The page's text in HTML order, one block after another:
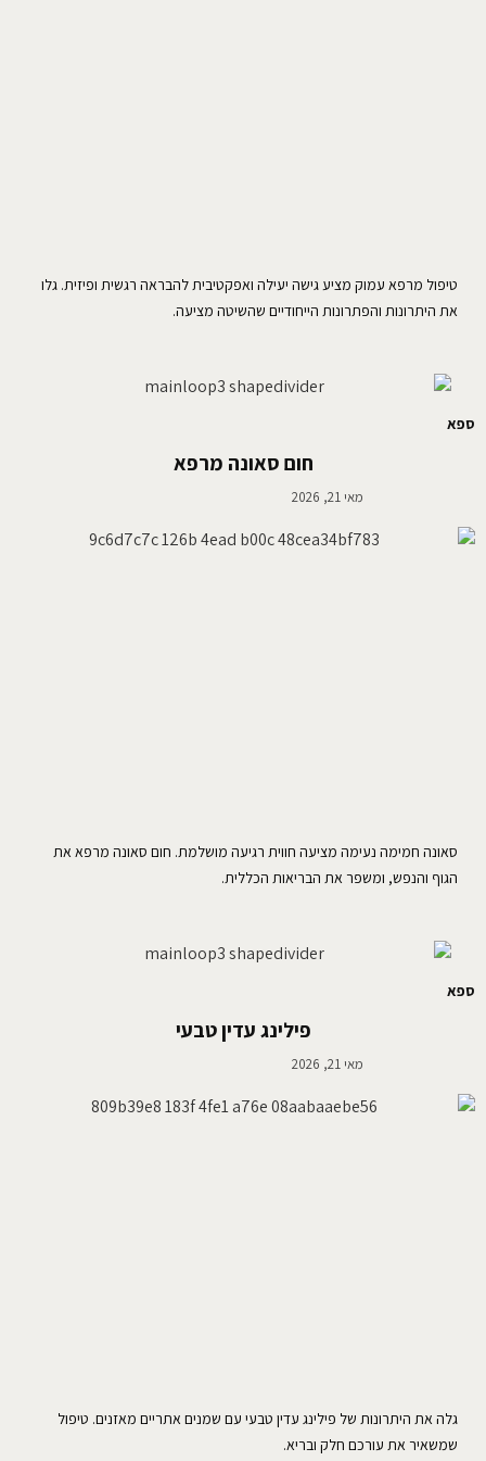
טיפול מרפא עמוק מציע גישה יעילה ואפקטיבית להבראה רגשית ופיזית. גלו
את היתרונות והפתרונות הייחודיים שהשיטה מציעה.
ספא
חום סאונה מרפא
מאי 21, 2026
סאונה חמימה נעימה מציעה חווית רגיעה מושלמת. חום סאונה מרפא את
הגוף והנפש, ומשפר את הבריאות הכללית.
ספא
פילינג עדין טבעי
מאי 21, 2026
גלה את היתרונות של פילינג עדין טבעי עם שמנים אתריים מאזנים. טיפול
שמשאיר את עורכם חלק ובריא.